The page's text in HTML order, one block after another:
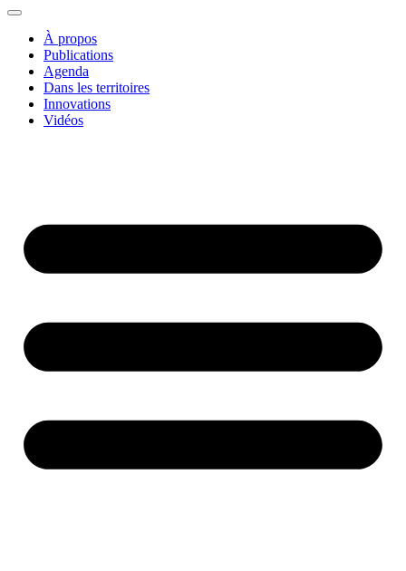
À propos
Publications
Agenda
Dans les territoires
Innovations
Vidéos